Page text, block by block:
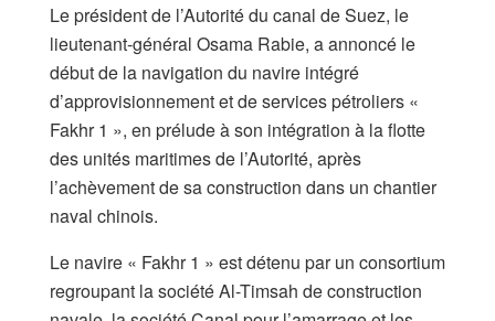
Le président de l’Autorité du canal de Suez, le
lieutenant-général Osama Rabie, a annoncé le
début de la navigation du navire intégré
d’approvisionnement et de services pétroliers «
Fakhr 1 », en prélude à son intégration à la flotte
des unités maritimes de l’Autorité, après
l’achèvement de sa construction dans un chantier
naval chinois.
Le navire « Fakhr 1 » est détenu par un consortium
regroupant la société Al-Timsah de construction